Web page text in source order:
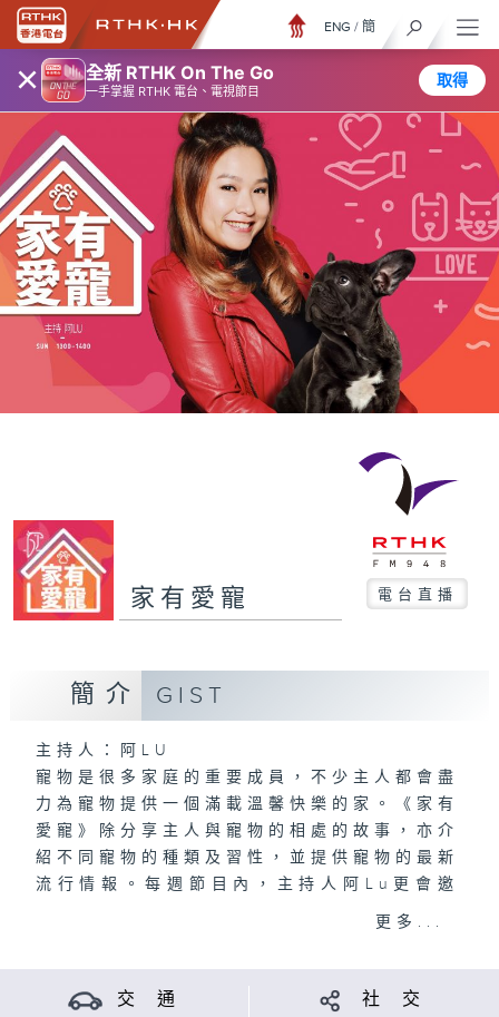
× 全新 RTHK On The Go
一手掌握 RTHK 電台、電視節目
取得
ENG / 簡
家有愛寵 電台直播
簡介 GIST
主持人：阿LU
寵物是很多家庭的重要成員，不少主人都會盡
力為寵物提供一個滿載溫馨快樂的家。《家有
愛寵》除分享主人與寵物的相處的故事，亦介
紹不同寵物的種類及習性，並提供寵物的最新
流行情報。每週節目內，主持人阿Lu更會邀
請專家解答聽眾有關護理、訓練、心理、醫學
更多...
交 通 社 交